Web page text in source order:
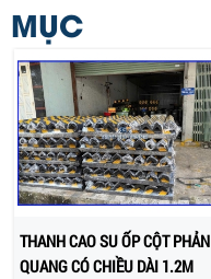
MỤC
THANH CAO SU ỐP CỘT PHẢN
QUANG CÓ CHIỀU DÀI 1.2M